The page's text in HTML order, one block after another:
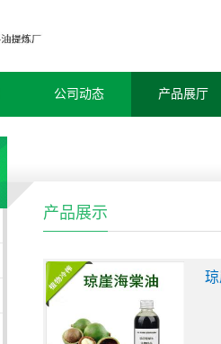
公司动态 产品展厅
产品展示